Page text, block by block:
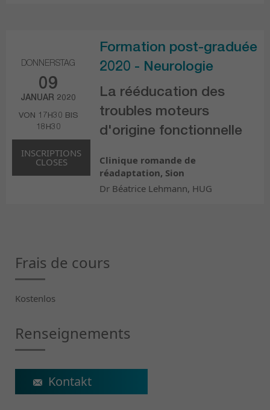
DONNERSTAG
09
JANUAR 2020
VON 17H30 BIS
18H30
INSCRIPTIONS
CLOSES
Formation post-graduée
2020 - Neurologie
La rééducation des
troubles moteurs
d'origine fonctionnelle
Clinique romande de
réadaptation, Sion
Dr Béatrice Lehmann, HUG
Frais de cours
Kostenlos
Renseignements
ecs@crr-suva.ch